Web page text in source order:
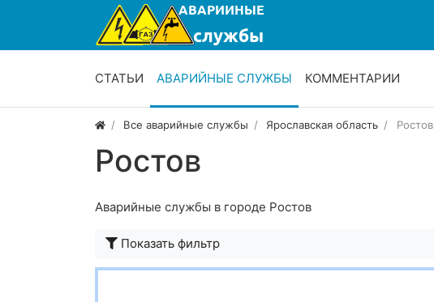
СТАТЬИ АВАРИЙНЫЕ СЛУЖБЫ КОММЕНТАРИИ
Все аварийные службы Ярославская область Ростов
Ростов
Аварийные службы в городе Ростов
Показать фильтр